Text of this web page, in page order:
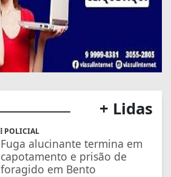
+ Lidas
POLICIAL
Fuga alucinante termina em
capotamento e prisão de
foragido em Bento